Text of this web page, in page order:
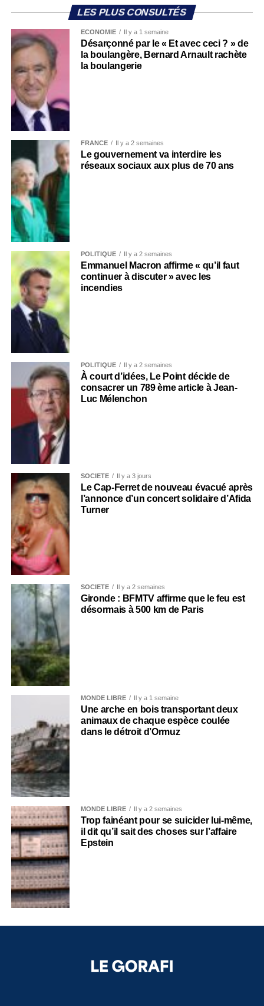
LES PLUS CONSULTÉS
ECONOMIE Il y a 1 semaine
Désarçonné par le « Et avec ceci ? » de
la boulangère, Bernard Arnault rachète
la boulangerie
FRANCE Il y a 2 semaines
Le gouvernement va interdire les
réseaux sociaux aux plus de 70 ans
POLITIQUE Il y a 2 semaines
Emmanuel Macron affirme « qu’il faut
continuer à discuter » avec les
incendies
POLITIQUE Il y a 2 semaines
À court d’idées, Le Point décide de
consacrer un 789 ème article à Jean-
Luc Mélenchon
SOCIÉTÉ Il y a 3 jours
Le Cap-Ferret de nouveau évacué après
l’annonce d’un concert solidaire d’Afida
Turner
SOCIÉTÉ Il y a 2 semaines
Gironde : BFMTV affirme que le feu est
désormais à 500 km de Paris
MONDE LIBRE Il y a 1 semaine
Une arche en bois transportant deux
animaux de chaque espèce coulée
dans le détroit d’Ormuz
MONDE LIBRE Il y a 2 semaines
Trop fainéant pour se suicider lui-même,
il dit qu’il sait des choses sur l’affaire
Epstein